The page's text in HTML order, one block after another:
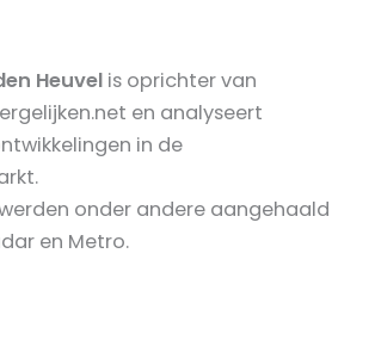
Heuvel is oprichter van
en analyseert
in de
onder andere aangehaald
en Metro.